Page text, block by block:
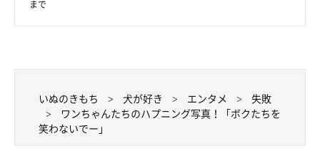
て…これもルールを覚えるための一環ですが…それにしても痛く
まで
いぬのきもち 犬が好き エンタメ
失敗
ワンちゃんたちのハプニング写真！「ボクたちを
笑わないでー」